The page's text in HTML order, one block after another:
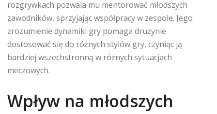
rozgrywkach pozwala mu mentorować młodszych
zawodników, sprzyjając współpracy w zespole. Jego
zrozumienie dynamiki gry pomaga drużynie
dostosować się do różnych stylów gry, czyniąc ją
bardziej wszechstronną w różnych sytuacjach
meczowych.
Wpływ na młodszych